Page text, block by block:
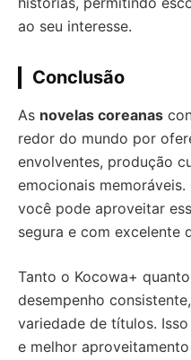
ao seu interesse.
Conclusão
As novelas coreanas
redor do mundo por
envolventes, produção
emocionais
você pode aproveitar
segura e com excelente
Tanto o Kocowa+
desempenho
variedade de títulos.
e melhor